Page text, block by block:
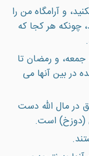
و آرامگاه من را
چونكه هر كجا كه
جمعه، و رمضان تا
در بين آنها مى
در مال الله دست
(دوزخ) است.